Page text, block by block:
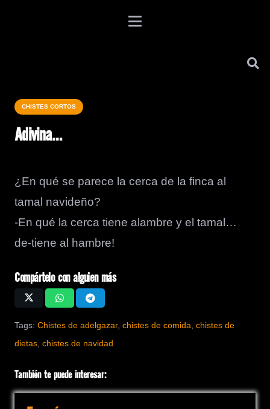
CHISTES CORTOS
Adivina…
¿En qué se parece la cerca de la finca al
tamal navideño?
-En qué la cerca tiene alambre y el tamal…
de-tiene al hambre!
Compártelo con alguien más
Tags: Chistes de adelgazar, chistes de comida chistes de
dietas chistes de navidad
También te puede interesar: